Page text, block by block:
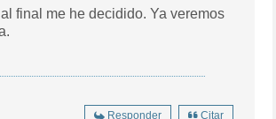
final me he decidido. Ya veremos
Responder Citar